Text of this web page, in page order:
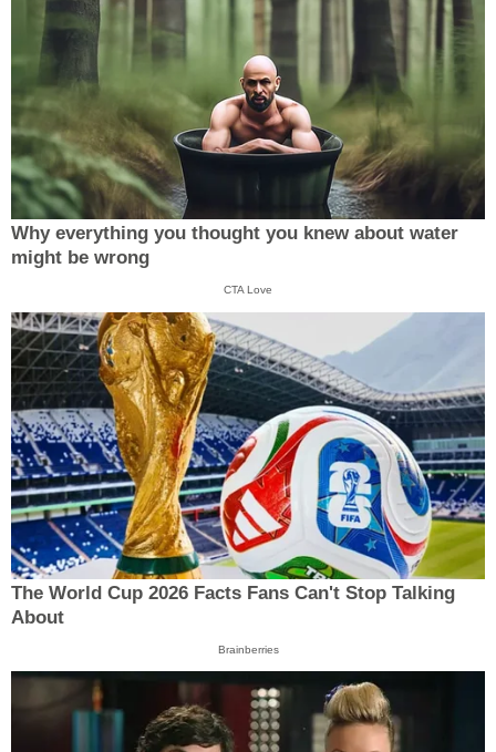
Why everything you thought you knew about water
might be wrong
CTA Love
The World Cup 2026 Facts Fans Can't Stop Talking
About
Brainberries